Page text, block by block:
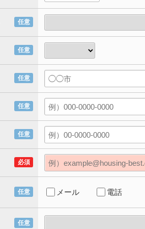
任意
任意
任意
任意
任意
必須
任意 メール 電話
任意